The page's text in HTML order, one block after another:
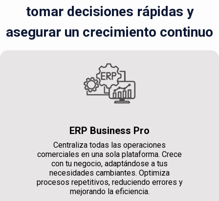
tomar decisiones rápidas y
asegurar un crecimiento continuo
ERP Business Pro
Centraliza todas las operaciones
comerciales en una sola plataforma. Crece
con tu negocio, adaptándose a tus
necesidades cambiantes. Optimiza
procesos repetitivos, reduciendo errores y
mejorando la eficiencia.